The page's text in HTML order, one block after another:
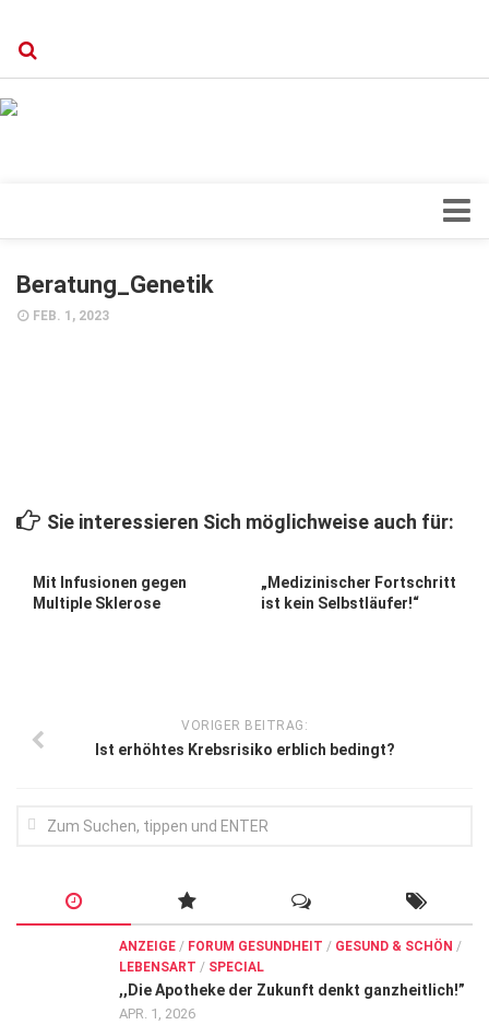
Forschung
Forum Gesundheit
Kampf gegen Krebs
Lebensart
Beratung_Genetik
FEB. 1, 2023
Sie interessieren Sich möglichweise auch für:
Mit Infusionen gegen
Multiple Sklerose
„Medizinischer Fortschritt
ist kein Selbstläufer!“
VORIGER BEITRAG:
Ist erhöhtes Krebsrisiko erblich bedingt?
ANZEIGE / FORUM GESUNDHEIT / GESUND & SCHÖN /
LEBENSART / SPECIAL
,,Die Apotheke der Zukunft denkt ganzheitlich!”
APR. 1, 2026